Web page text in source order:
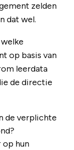
zelden
dat wel.
op basis van
leerdata
de directie
de verplichte
op hun